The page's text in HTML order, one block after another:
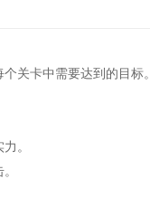
关卡中需要达到的目标。
。